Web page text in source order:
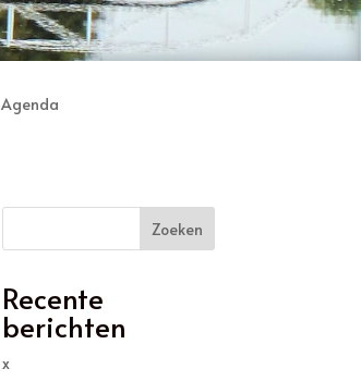
Agenda
Zoeken
Recente
berichten
x